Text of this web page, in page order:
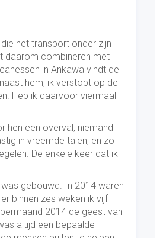
het transport onder zijn
daarom combineren met
in Ankawa vindt de
hem, ik verstopt op de
Heb ik daarvoor viermaal
hen een overval, niemand
in vreemde talen, en zo
De enkele keer dat ik
gebouwd. In 2014 waren
binnen zes weken ik vijf
2014 de geest van
altijd een bepaalde